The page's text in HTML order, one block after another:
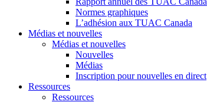
Normes graphiques
L’adhésion aux TUAC Canada
Médias et nouvelles
Médias et nouvelles
Nouvelles
Médias
Inscription pour nouvelles en direct
Ressources
Ressources